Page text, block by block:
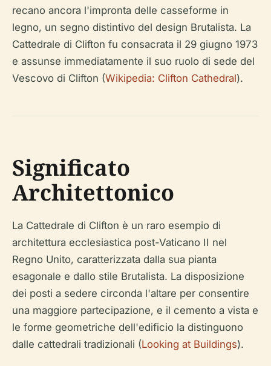
recano ancora l'impronta delle casseforme in
legno, un segno distintivo del design Brutalista. La
Cattedrale di Clifton fu consacrata il 29 giugno 1973
e assunse immediatamente il suo ruolo di sede del
Vescovo di Clifton (Wikipedia: Clifton Cathedral).
Significato
Architettonico
La Cattedrale di Clifton è un raro esempio di
architettura ecclesiastica post-Vaticano II nel
Regno Unito, caratterizzata dalla sua pianta
esagonale e dallo stile Brutalista. La disposizione
dei posti a sedere circonda l'altare per consentire
una maggiore partecipazione, e il cemento a vista e
le forme geometriche dell'edificio la distinguono
dalle cattedrali tradizionali (Looking at Buildings).